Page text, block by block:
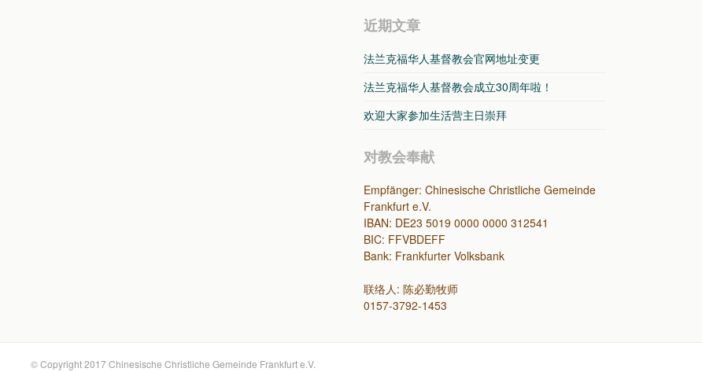
近期文章
法兰克福华人基督教会官网地址变更
法兰克福华人基督教会成立30周年啦！
欢迎大家参加生活营主日崇拜
对教会奉献
Empfänger: Chinesische Christliche Gemeinde
Frankfurt e.V.
IBAN: DE23 5019 0000 0000 312541
BIC: FFVBDEFF
Bank: Frankfurter Volksbank
联络人: 陈必勤牧师
0157-3792-1453
© Copyright 2017 Chinesische Christliche Gemeinde Frankfurt e.V.